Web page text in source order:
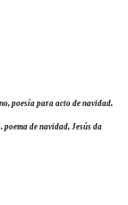
poesía para acto de navidad.
de navidad, Jesús da